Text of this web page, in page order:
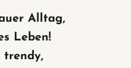
Alltag,
Leben!
trendy,